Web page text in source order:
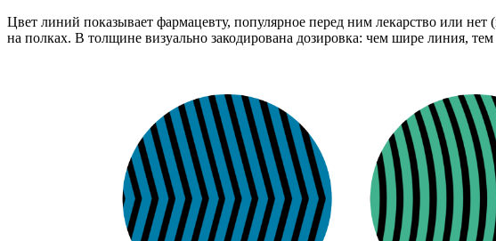
Цвет линий показывает фармацевту, популярное перед ним лекарство или
на полках. В толщине визуально закодирована дозировка: чем шире линия, тем